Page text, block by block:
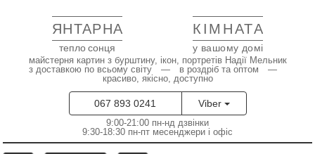
ЯНТАРНА КІМНАТА
тепло сонця у вашому домі
майстерня картин з бурштину, ікон, портретів Надії Мельник
з доставкою по всьому світу — в роздріб та оптом —
красиво, якісно, доступно
067 893 0241 Viber
9:00-21:00 пн-нд дзвінки
9:30-18:30 пн-пт месенджери і офіс